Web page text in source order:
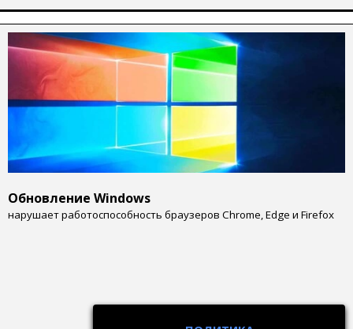
Обновление Windows
нарушает работоспособность браузеров Chrome, Edge и Firefox